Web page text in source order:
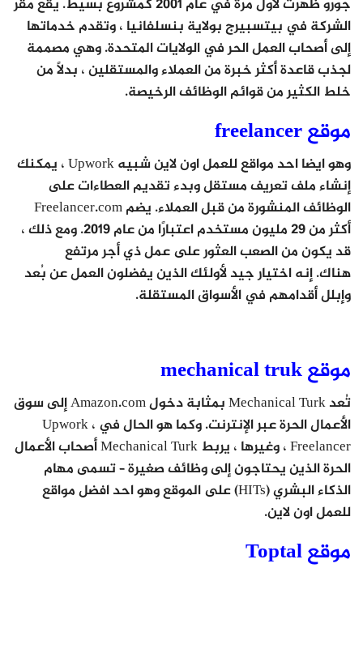
جورو ظهرت لأول مرة في عام 2001 كمشروع بسيط. يقع مقر
الشركة في بيتسبيرج بولاية بنسلفانيا ، وتقدم خدماتها
إلى أصحاب العمل الحر في الولايات المتحدة. وهي مصممة
لجذب قاعدة أكثر خبرة من العملاء والمستقلين ، بدلاً من
خلط الكثير من قوائم الوظائف الرخيصة.
موقع freelancer
وهو ايضا احد مواقع للعمل اون لاين شبيه Upwork ، يمكنك
إنشاء ملف تعريف مستقل وبدء تقديم العطاءات على
الوظائف المنشورة من قبل العملاء. يضم Freelancer.com
أكثر من 29 مليون مستخدم اعتبارًا من عام 2019. ومع ذلك ،
قد يكون من الصعب العثور على عمل ذي أجر مرتفع
هناك. إنه اختيار جيد لأولئك الذين يفضلون العمل عن بُعد
وإبلل أقدامهم في الأسواق المستقلة.
موقع mechanical truk
تُعد Mechanical Turk بمثابة دخول Amazon.com إلى سوق
الأعمال الحرة عبر الإنترنت. وكما هو الحال في Upwork ،
Freelancer ، وغيرها ، يربط Mechanical Turk أصحاب الأعمال
الحرة الذين يحتاجون إلى وظائف صغيرة – تسمى مهام
الذكاء البشري (HITs) على الموقع وهو احد افضل مواقع
للعمل اون لاين.
موقع Toptal